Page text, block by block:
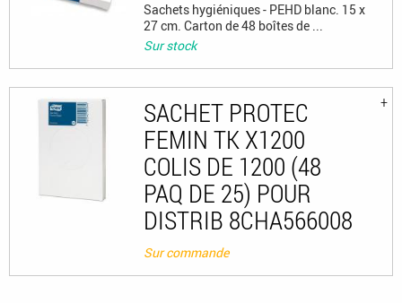
Sachets hygiéniques - PEHD blanc. 15 x
27 cm. Carton de 48 boîtes de ...
Sur stock
SACHET PROTEC
FEMIN TK X1200
COLIS DE 1200 (48
PAQ DE 25) POUR
DISTRIB 8CHA566008
Sur commande